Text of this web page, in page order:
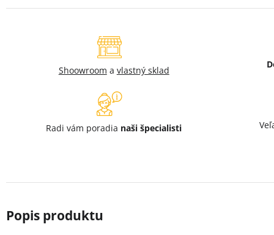
Shoowroom a vlastný sklad
Radi vám poradia naši špecialisti